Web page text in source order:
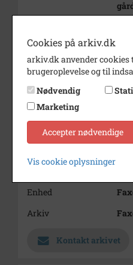
Årstal
1918
Dateringsnote
Fotograf
Enhed
Arkiv
Kontakt arkivet
Cookies på arkiv.dk
arkiv.dk anvender cookies
brugeroplevelse og til
Nødvendig
Marketing
Accepter nødvendige
Vis cookie oplysninger